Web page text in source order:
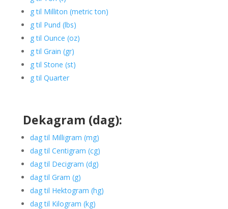
g til Milliton (metric ton)
g til Pund (lbs)
g til Ounce (oz)
g til Grain (gr)
g til Stone (st)
g til Quarter
Dekagram (dag):
dag til Milligram (mg)
dag til Centigram (cg)
dag til Decigram (dg)
dag til Gram (g)
dag til Hektogram (hg)
dag til Kilogram (kg)